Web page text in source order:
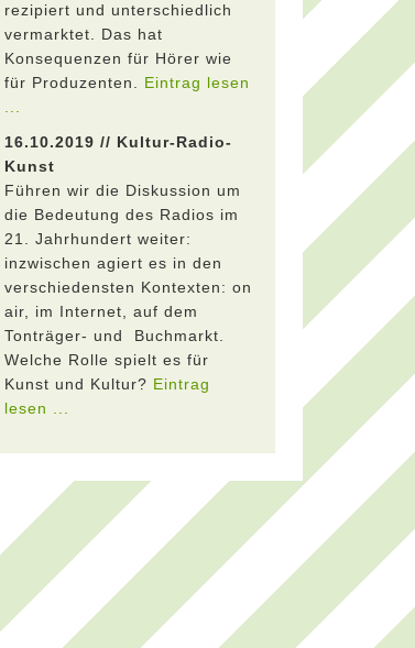
rezipiert und unterschiedlich
vermarktet. Das hat
Konsequenzen für Hörer wie
für Produzenten. Eintrag lesen
16.10.2019 // Kultur-Radio-
Kunst
Führen wir die Diskussion um
die Bedeutung des Radios im
21. Jahrhundert weiter:
inzwischen agiert es in den
verschiedensten Kontexten: on
air, im Internet, auf dem
Tonträger- und Buchmarkt.
Welche Rolle spielt es für
Kunst und Kultur? Eintrag
lesen ...